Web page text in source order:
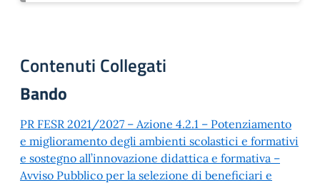
Contenuti Collegati
Bando
PR FESR 2021/2027 – Azione 4.2.1 – Potenziamento
e miglioramento degli ambienti scolastici e formativi
e sostegno all’innovazione didattica e formativa –
Avviso Pubblico per la selezione di beneficiari e